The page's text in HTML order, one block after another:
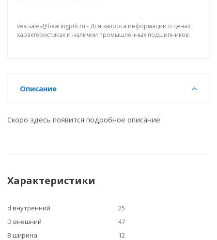
vea.sales@bearingprk.ru - Для запроса информации о ценах,
характеристиках и наличии промышленных подшипников.
Описание
Скоро здесь появится подробное описание
Характеристики
d внутренний
25
D внешний
47
B ширина
12